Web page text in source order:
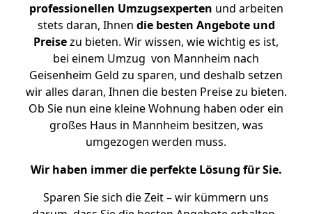
professionellen Umzugsexperten und arbeiten
stets daran, Ihnen die besten Angebote und
Preisezu bieten. Wir wissen, wie wichtig es ist,
bei einem Umzug von Mannheim nach
Geisenheim Geld zu sparen, und deshalb setzen
wir alles daran, Ihnen die besten Preise zu bieten.
Ob Sie nun eine kleine Wohnung haben oder ein
großes Haus in Mannheim besitzen, was
umgezogen werden muss.
Wir haben immer die perfekte Lösung für Sie.
Sparen Sie sich die Zeit – wir kümmern uns